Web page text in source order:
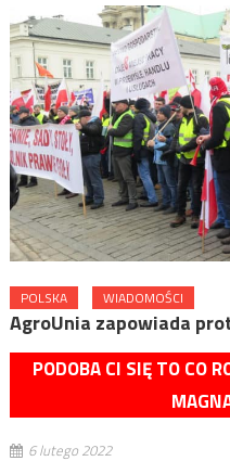
POLSKA WIADOMOŚCI
AgroUnia zapowiada
PODOBA CI SIĘ TO CO
6 lutego 2022